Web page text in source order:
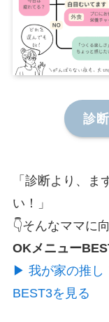
診
「診断より、
い！」
👇そんなママに
OKメニュー
▶ 我が家の推し
BEST3を見る